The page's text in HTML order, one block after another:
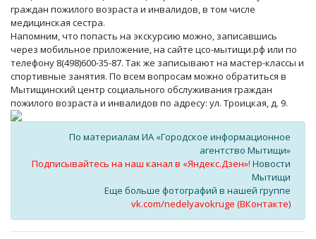
граждан пожилого возраста и инвалидов, в том числе
медицинская сестра.
Напомним, что попасть на экскурсию можно, записавшись
через мобильное приложение, на сайте цсо-мытищи.рф или по
телефону 8(498)600-35-87. Так же записывают на мастер-классы и
спортивные занятия. По всем вопросам можно обратиться в
Мытищинский центр социального обслуживания граждан
пожилого возраста и инвалидов по адресу: ул. Троицкая, д. 9.
По материалам ИА «Городское информационное
агентство Мытищи»
Подписывайтесь на наш канал в «Яндекс.Дзен»! Новости
Мытищи
Еще больше фотографий в нашей группе
vk.com/nedelyavokruge (ВКонтакте)